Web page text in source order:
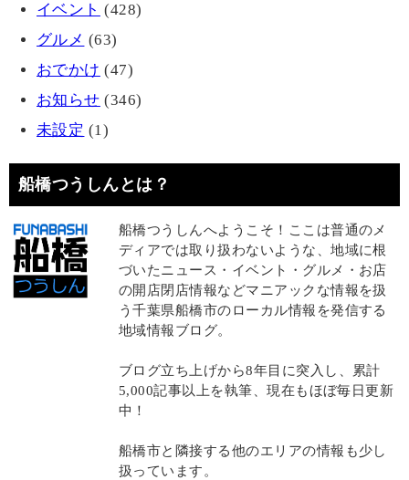
イベント (428)
グルメ (63)
おでかけ (47)
お知らせ (346)
未設定 (1)
船橋つうしんとは？
船橋つうしんへようこそ！ここは普通のメ
ディアでは取り扱わないような、地域に根
づいたニュース・イベント・グルメ・お店
の開店閉店情報などマニアックな情報を扱
う千葉県船橋市のローカル情報を発信する
地域情報ブログ。
ブログ立ち上げから8年目に突入し、累計
5,000記事以上を執筆、現在もほぼ毎日更新
中！
船橋市と隣接する他のエリアの情報も少し
扱っています。